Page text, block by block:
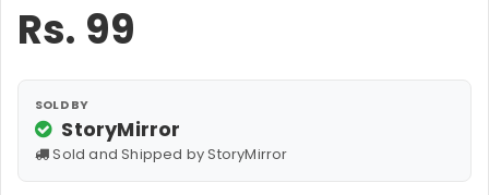
Rs. 99
SOLD BY
StoryMirror
Sold and Shipped by StoryMirror